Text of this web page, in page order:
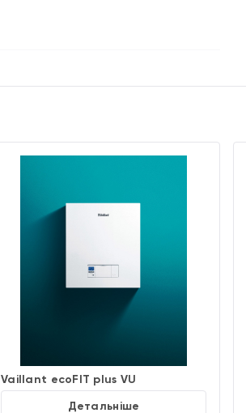
Vaillant ecoFIT plus VU
Детальніше